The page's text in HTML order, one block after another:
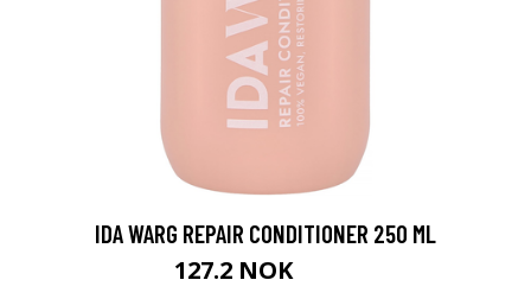
IDA WARG REPAIR CONDITIONER 250 ML
127.2 NOK